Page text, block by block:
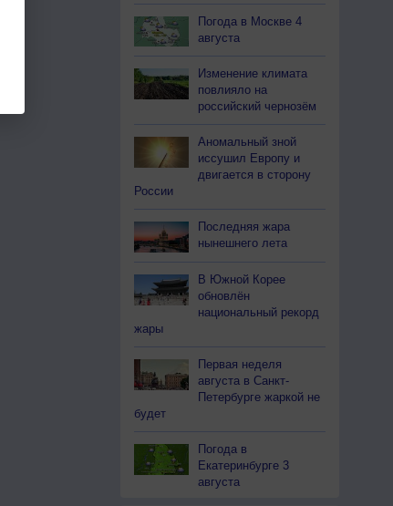
Погода в Москве 4
августа
Изменение климата
повлияло на
российский чернозём
Аномальный зной
иссушил Европу и
двигается в сторону
России
Последняя жара
нынешнего лета
В Южной Корее
обновлён
национальный рекорд
жары
Первая неделя
августа в Санкт-
Петербурге жаркой не
будет
Погода в
Екатеринбурге 3
августа